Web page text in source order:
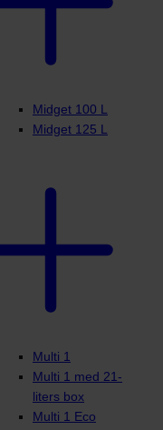
Midget 100 L
Midget 125 L
Multi 1
Multi 1 med 21-
liters box
Multi 1 Eco